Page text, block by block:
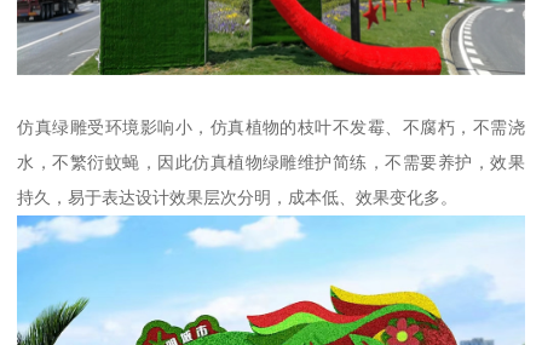
仿真绿雕受环境影响小，仿真植物的枝叶不发霉、不腐朽，不需浇
水，不繁衍蚊蝇，因此仿真植物绿雕维护简练，不需要养护，效果
持久，易于表达设计效果层次分明，成本低、效果变化多。